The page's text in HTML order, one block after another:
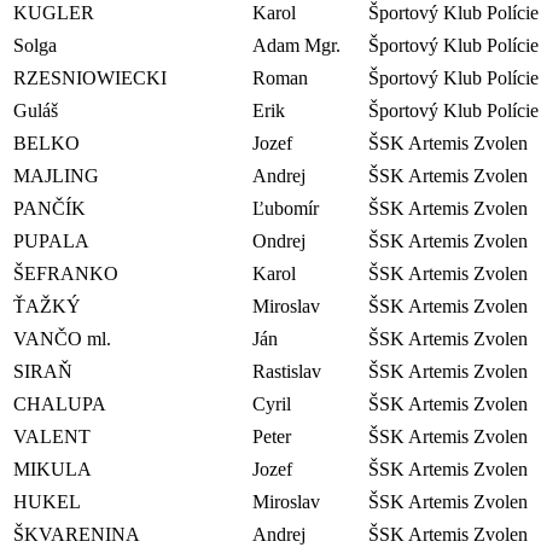
KUGLER
Karol
Športový Klub
Solga
Adam Mgr.
Športový Klub
RZESNIOWIECKI
Roman
Športový Klub
Guláš
Erik
Športový Klub
BELKO
Jozef
ŠSK Artemis Zvolen
MAJLING
Andrej
ŠSK Artemis Zvolen
PANČÍK
Ľubomír
ŠSK Artemis Zvolen
PUPALA
Ondrej
ŠSK Artemis Zvolen
ŠEFRANKO
Karol
ŠSK Artemis Zvolen
ŤAŽKÝ
Miroslav
ŠSK Artemis Zvolen
VANČO ml.
Ján
ŠSK Artemis Zvolen
SIRAŇ
Rastislav
ŠSK Artemis Zvolen
CHALUPA
Cyril
ŠSK Artemis Zvolen
VALENT
Peter
ŠSK Artemis Zvolen
MIKULA
Jozef
ŠSK Artemis Zvolen
HUKEL
Miroslav
ŠSK Artemis Zvolen
ŠKVARENINA
Andrej ŠSK Artemis Zvolen